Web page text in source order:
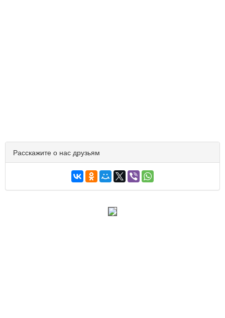
Расскажите о нас друзьям